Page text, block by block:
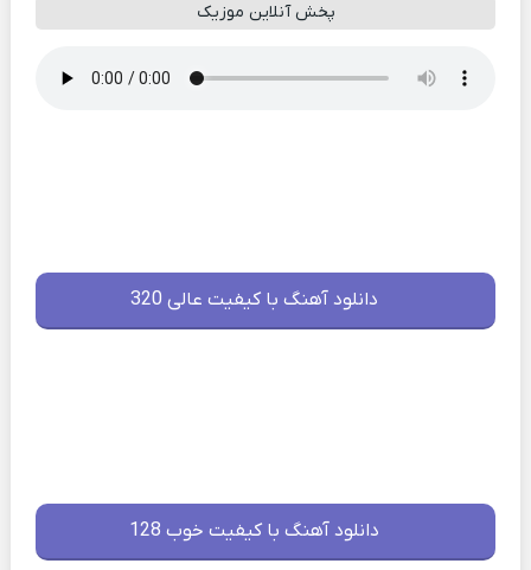
پخش آنلاین موزیک
دانلود آهنگ با کیفیت عالی 320
دانلود آهنگ با کیفیت خوب 128